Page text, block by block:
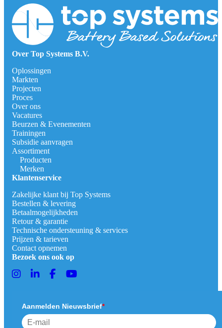
Over Top Systems B.V.
Oplossingen
Markten
Projecten
Proces
Over ons
Vacatures
Beurzen & Evenementen
Trainingen
Subsidie aanvragen
Assortiment
Producten
Merken
Klantenservice
Zakelijke klant bij Top Systems
Bestellen & levering
Betaalmogelijkheden
Retour & garantie
Technische ondersteuning & services
Prijzen & tarieven
Contact opnemen
Bezoek ons ook op
Aanmelden Nieuwsbrief*